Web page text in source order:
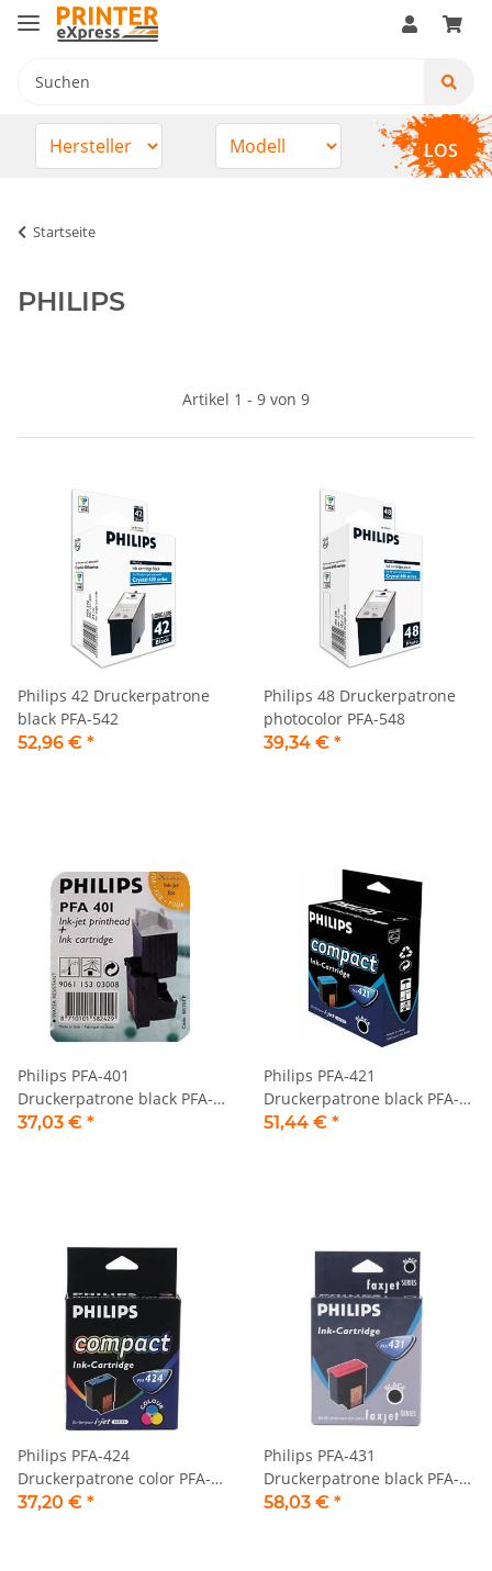
LOS
Startseite
PHILIPS
Artikel 1 - 9 von 9
Philips 42 Druckerpatrone
black PFA-542
52,96 € *
Philips 48 Druckerpatrone
photocolor PFA-548
39,34 € *
Philips PFA-401
Druckerpatrone black PFA-
401 + Druckkopf
37,03 € *
Philips PFA-421
Druckerpatrone black PFA-
421
51,44 € *
Philips PFA-424
Druckerpatrone color PFA-
424
37,20 € *
Philips PFA-431
Druckerpatrone black PFA-
431
58,03 € *